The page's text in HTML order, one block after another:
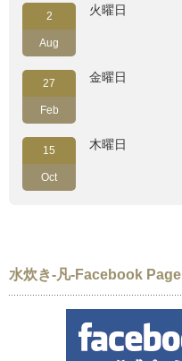
2
Aug
火曜日
27
Feb
金曜日
15
Oct
木曜日
水炊き-凡-Facebook Page